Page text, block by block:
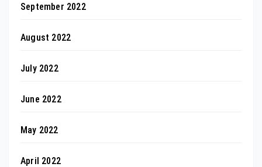
September 2022
August 2022
July 2022
June 2022
May 2022
April 2022